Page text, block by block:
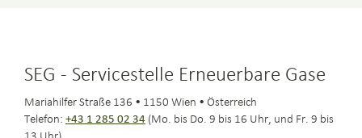
SEG - Servicestelle Erneuerbare Gase
Mariahilfer Straße 136 • 1150 Wien • Österreich
Telefon: +43 1 285 02 34 (Mo. bis Do. 9 bis 16 Uhr, und Fr. 9 bis